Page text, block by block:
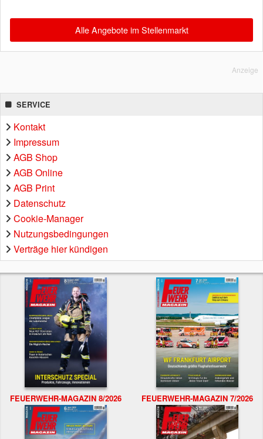
Alle Angebote im Stellenmarkt
Anzeige
SERVICE
Kontakt
Impressum
AGB Shop
AGB Online
AGB Print
Datenschutz
Cookie-Manager
Nutzungsbedingungen
Verträge hier kündigen
FEUERWEHR-MAGAZIN 8/2026 FEUERWEHR-MAGAZIN 7/2026